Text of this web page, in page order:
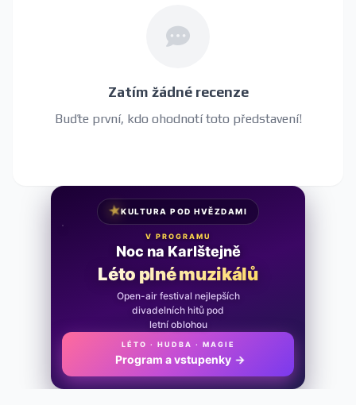
Zatím žádné recenze
Buďte první, kdo ohodnotí toto představení!
★KULTURA POD HVĚZDAMI
V PROGRAMU
Noc na Karlštejně
Léto plné muzikálů
Open-air festival nejlepších
divadelních hitů pod
letní oblohou
LÉTO · HUDBA · MAGIE
Program a vstupenky→